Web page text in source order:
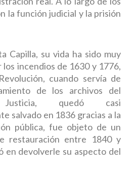
la función judicial y la prisión
Capilla, su vida ha sido muy
los incendios de 1630 y 1776,
cuando servía de
de los archivos del
quedó casi
salvado en 1836 gracias a la
pública, fue objeto de un
restauración entre 1840 y
en devolverle su aspecto del